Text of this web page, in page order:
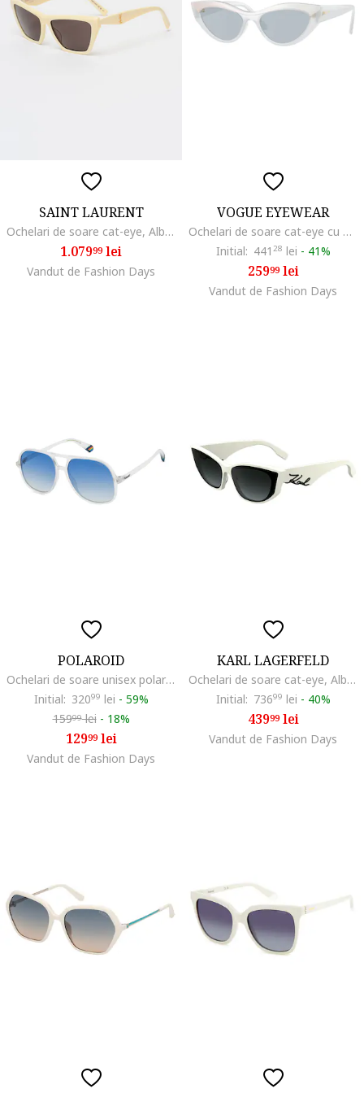
SAINT LAURENT
Ochelari de soare cat-eye, Alb fildes
1.07999lei
Vandut de Fashion Days
VOGUE EYEWEAR
Ochelari de soare cat-eye cu detalii logo, Alb
Initial: 441 28 lei - 41%
25999lei
Vandut de Fashion Days
POLAROID
Ochelari de soare unisex polarizati cu lentile in degrade
Initial: 32099 lei - 59%
15999lei - 18%
12999lei
Vandut de Fashion Days
KARL LAGERFELD
Ochelari de soare cat-eye, Alb fildes/Negru
Initial: 73699 lei - 40%
43999lei
Vandut de Fashion Days